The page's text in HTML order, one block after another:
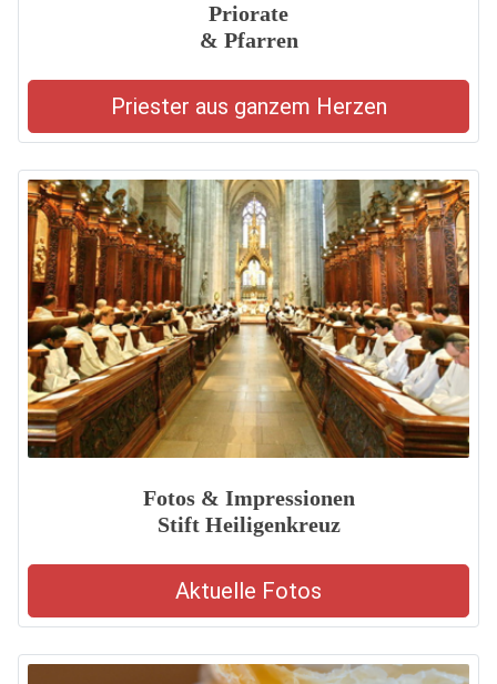
Priorate
& Pfarren
Priester aus ganzem Herzen
Fotos & Impressionen
Stift Heiligenkreuz
Aktuelle Fotos